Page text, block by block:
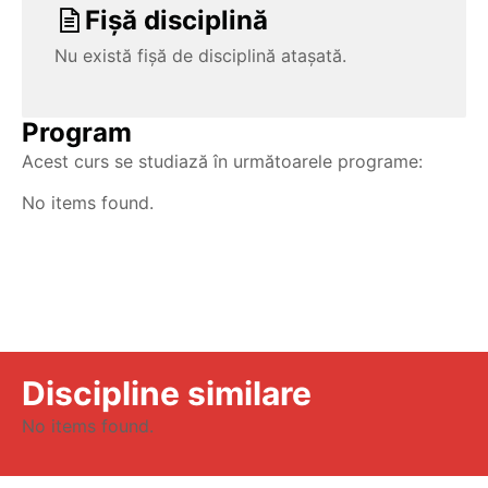
Fișă disciplină
Nu există fișă de disciplină atașată.
Program
Acest curs se studiază în următoarele programe:
No items found.
Discipline similare
No items found.